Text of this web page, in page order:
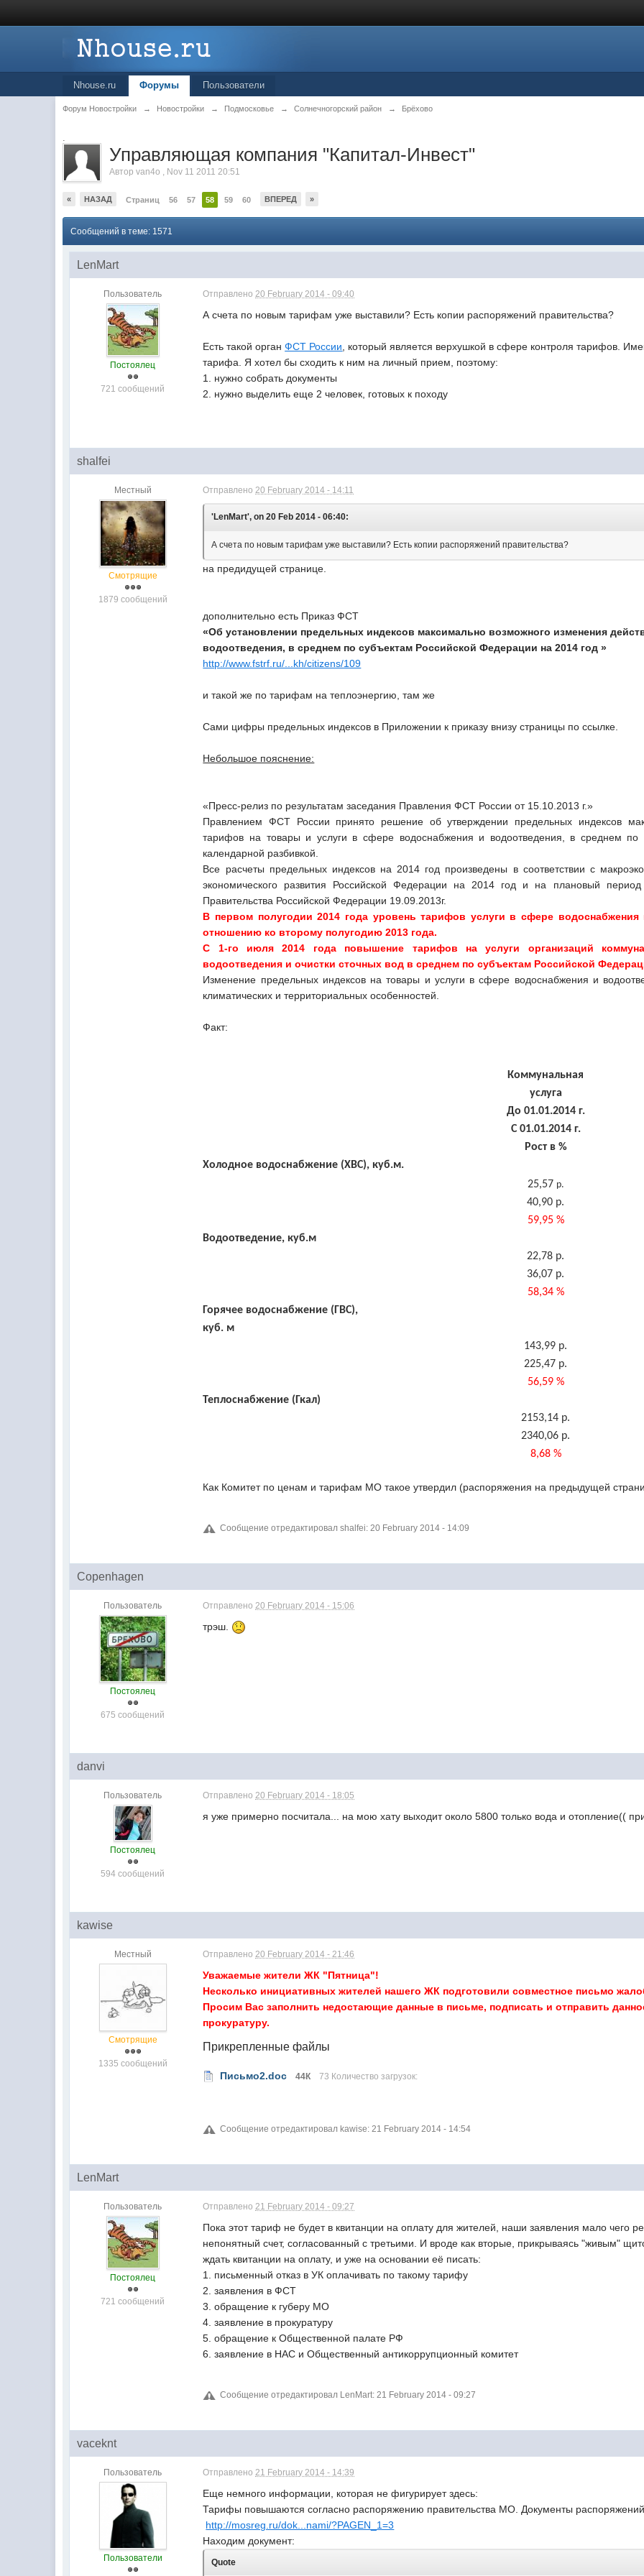
Nhouse.ru Форумы Пользователи
Форум Новостройки → Новостройки → Подмосковье → Солнечногорский район → Брёхово
.
Управляющая компания "Капитал-Инвест"
Авторvan4o , Nov 11 2011 20:51
« НАЗАД Страниц 56 57 58 59 60 ВПЕРЕД »
Сообщений в теме: 1571
LenMart
Пользователь
Постоялец
721 сообщений
Отправлено20 February 2014 - 09:40
А счета по новым тарифам уже выставили? Есть копии распоряжений правительства?
Есть такой органФСТ России , который является верхушкой в сфере контроля тарифов.
тарифа. Я хотел бы сходить к ним на личный прием, поэтому:
1. нужно собрать документы
2. нужно выделить еще 2 человек, готовых к походу
shalfei
Местный
Смотрящие
1879 сообщений
Отправлено20 February 2014 - 14:11
'LenMart', on 20 Feb 2014 - 06:40:
А счета по новым тарифам уже выставили? Есть копии распоряжений правительства?
на предидущей странице.
дополнительно есть Приказ ФСТ
«Об установлении предельных индексов максимально возможного изменения
водоотведения, в среднем по субъектам Российской Федерации на 2014 год »
http://www.fstrf.ru/...kh/citizens/109
и такой же по тарифам на теплоэнергию, там же
Сами цифры предельных индексов в Приложении к приказу внизу страницы по ссылке.
Небольшое пояснение:
«Пресс-релиз по результатам заседания Правления ФСТ России от 15.10.2013 г.»
Правлением ФСТ России принято решение об утверждении предельных индексов
тарифов на товары и услуги в сфере водоснабжения и водоотведения, в среднем
календарной разбивкой.
Все расчеты предельных индексов на 2014 год произведены в соответствии с
экономического развития Российской Федерации на 2014 год и на плановый
Правительства Российской Федерации 19.09.2013г.
В первом полугодии 2014 года уровень тарифов услуги в сфере водоснабжения
отношению ко второму полугодию 2013 года.
С 1-го июля 2014 года повышение тарифов на услуги организаций
водоотведения и очистки сточных вод в среднем по субъектам Российской
Изменение предельных индексов на товары и услуги в сфере водоснабжения и
климатических и территориальных особенностей.
Факт:
Коммунальная
услуга
До 01.01.2014 г.
С 01.01.2014 г.
Рост в %
Холодное водоснабжение (ХВС), куб.м.
25,57 р.
40,90 р.
59,95 %
Водоотведение, куб.м
22,78 р.
36,07 р.
58,34 %
Горячее водоснабжение (ГВС),
куб. м
143,99 р.
225,47 р.
56,59 %
Теплоснабжение (Гкал)
2153,14 р.
2340,06 р.
8,68 %
Как Комитет по ценам и тарифам МО такое утвердил (распоряжения на предыдущей
Сообщение отредактировал shalfei: 20 February 2014 - 14:09
Copenhagen
Пользователь
Постоялец
675 сообщений
Отправлено20 February 2014 - 15:06
трэш.
danvi
Пользователь
Постоялец
594 сообщений
Отправлено20 February 2014 - 18:05
я уже примерно посчитала... на мою хату выходит около 5800 только вода и отопление((
kawise
Местный
Смотрящие
1335 сообщений
Отправлено20 February 2014 - 21:46
Уважаемые жители ЖК "Пятница"!
Несколько инициативных жителей нашего ЖК подготовили совместное письмо
Просим Вас заполнить недостающие данные в письме, подписать и отправить
прокуратуру.
Прикрепленные файлы
Письмо2.doc 44К 73 Количество загрузок:
Сообщение отредактировал kawise: 21 February 2014 - 14:54
LenMart
Пользователь
Постоялец
721 сообщений
Отправлено21 February 2014 - 09:27
Пока этот тариф не будет в квитанции на оплату для жителей, наши заявления мало чего
непонятный счет, согласованный с третьими. И вроде как вторые, прикрываясь "живым"
ждать квитанции на оплату, и уже на основании её писать:
1. письменный отказ в УК оплачивать по такому тарифу
2. заявления в ФСТ
3. обращение к губеру МО
4. заявление в прокуратуру
5. обращение к Общественной палате РФ
6. заявление в НАС и Общественный антикоррупционный комитет
Сообщение отредактировал LenMart: 21 February 2014 - 09:27
vaceknt
Пользователь
Пользователи
Отправлено21 February 2014 - 14:39
Еще немного информации, которая не фигурирует здесь:
Тарифы повышаются согласно распоряжению правительства МО. Документы
http://mosreg.ru/dok...nami/?PAGEN_1=3
Находим документ:
Quote